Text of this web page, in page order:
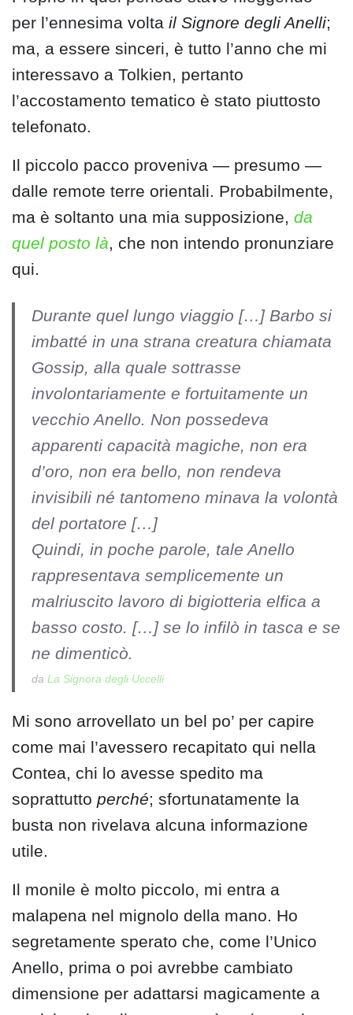
per l’ennesima volta il Signore degli Anelli;
ma, a essere sinceri, è tutto l’anno che mi
interessavo a Tolkien, pertanto
l’accostamento tematico è stato piuttosto
telefonato.
Il piccolo pacco proveniva — presumo —
dalle remote terre orientali. Probabilmente,
ma è soltanto una mia supposizione, da
quel posto là , che non intendo pronunziare
qui.
Durante quel lungo viaggio […] Barbo si
imbatté in una strana creatura chiamata
Gossip, alla quale sottrasse
involontariamente e fortuitamente un
vecchio Anello. Non possedeva
apparenti capacità magiche, non era
d’oro, non era bello, non rendeva
invisibili né tantomeno minava la volontà
del portatore […]
Quindi, in poche parole, tale Anello
rappresentava semplicemente un
malriuscito lavoro di bigiotteria elfica a
basso costo. […] se lo infilò in tasca e se
ne dimenticò.
da La Signora degli Uccelli
Mi sono arrovellato un bel po’ per capire
come mai l’avessero recapitato qui nella
Contea, chi lo avesse spedito ma
soprattutto perché; sfortunatamente la
busta non rivelava alcuna informazione
utile.
Il monile è molto piccolo, mi entra a
malapena nel mignolo della mano. Ho
segretamente sperato che, come l’Unico
Anello, prima o poi avrebbe cambiato
dimensione per adattarsi magicamente a